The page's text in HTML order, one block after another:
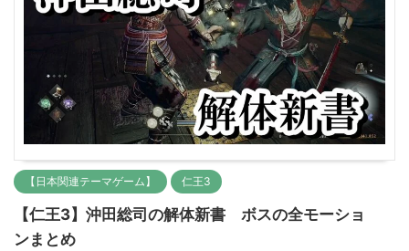
【日本関連テーマゲーム】 仁王3
【仁王3】沖田総司の解体新書 ボスの全モーショ
ンまとめ